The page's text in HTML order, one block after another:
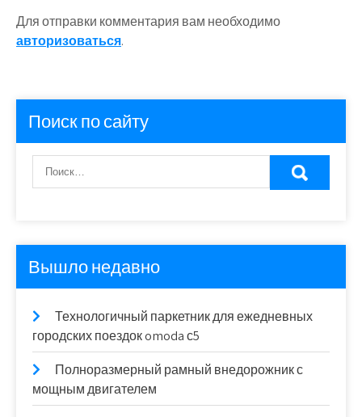
Для отправки комментария вам необходимо
авторизоваться.
Поиск по сайту
Вышло недавно
Технологичный паркетник для ежедневных
городских поездок omoda с5
Полноразмерный рамный внедорожник с
мощным двигателем